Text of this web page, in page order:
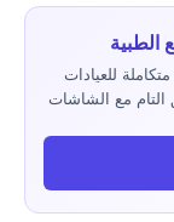
الطبية
للعيادات
التام مع الشاشات